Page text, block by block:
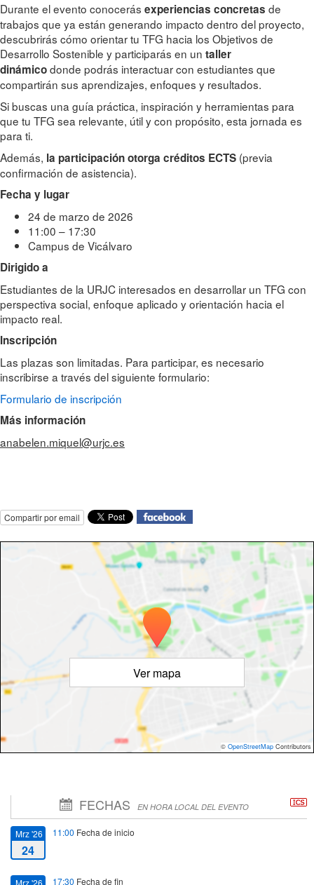
Durante el evento conocerás experiencias concretas de
trabajos que ya están generando impacto dentro del proyecto,
descubrirás cómo orientar tu TFG hacia los Objetivos de
Desarrollo Sostenible y participarás en un taller
dinámicodonde podrás interactuar con estudiantes que
compartirán sus aprendizajes, enfoques y resultados.
Si buscas una guía práctica, inspiración y herramientas para
que tu TFG sea relevante, útil y con propósito, esta jornada es
para ti.
Además, la participación otorga créditos ECTS (previa
confirmación de asistencia).
Fecha y lugar
24 de marzo de 2026
11:00 – 17:30
Campus de Vicálvaro
Dirigido a
Estudiantes de la URJC interesados en desarrollar un TFG con
perspectiva social, enfoque aplicado y orientación hacia el
impacto real.
Inscripción
Las plazas son limitadas. Para participar, es necesario
inscribirse a través del siguiente formulario:
Formulario de inscripción
Más información
anabelen.miquel@urjc.es
Compartir por email
Ver mapa
© OpenStreetMap Contributors
FECHAS EN HORA LOCAL DEL EVENTO
Mrz '26
24
11:00 Fecha de inicio
Mrz '26 17:30 Fecha de fin